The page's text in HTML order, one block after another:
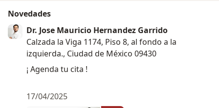
Novedades
Dr. Jose Mauricio Hernandez Garrido
Calzada la Viga 1174, Piso 8, al fondo a la
izquierda., Ciudad de México 09430
¡ Agenda tu cita !
17/04/2025